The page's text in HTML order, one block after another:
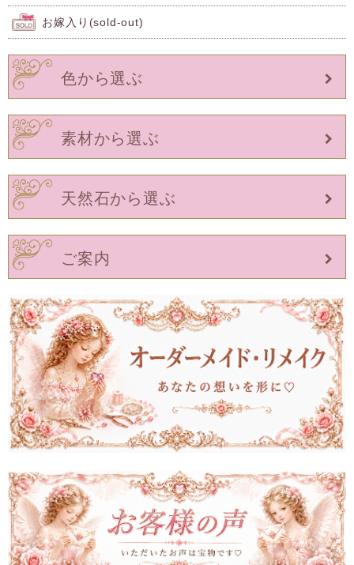
お嫁入り(sold-out)
色から選ぶ
素材から選ぶ
天然石から選ぶ
ご案内